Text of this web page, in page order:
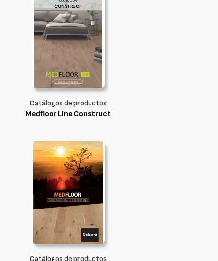
Catálogos de productos
Medfloor Line Construct
Catálogos de productos